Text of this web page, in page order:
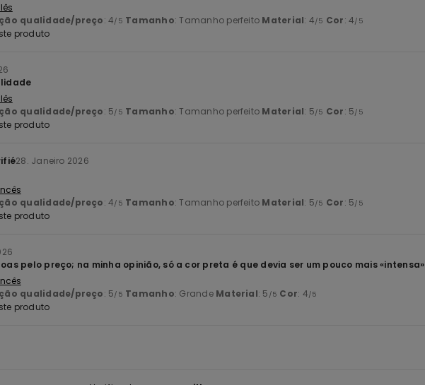
qualidade/preço: 4/5 Tamanho: Tamanho perfeito Material: 4/5 Cor: 4/5
produto
qualidade/preço: 5/5 Tamanho: Tamanho perfeito Material: 5/5 Cor: 5/5
produto
28. Janeiro 2026
qualidade/preço: 4/5 Tamanho: Tamanho perfeito Material: 5/5 Cor: 5/5
produto
pelo preço; na minha opinião, só a cor preta é que devia ser um pouco mais «intensa»
qualidade/preço: 5/5 Tamanho: Grande Material: 5 /5 Cor: 4/5
produto